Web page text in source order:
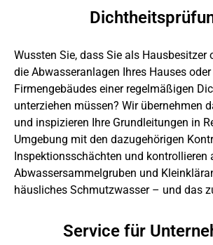
Wussten Sie, dass Sie als Hausbesitzer
die Abwasseranlagen Ihres Hauses oder
Firmengebäudes einer regelmäßigen
unterziehen müssen? Wir übernehmen
und inspizieren Ihre Grundleitungen in
Umgebung mit den dazugehörigen
Inspektionsschächten und kontrollieren
Abwassersammelgruben und
häusliches Schmutzwasser – und das
Service für